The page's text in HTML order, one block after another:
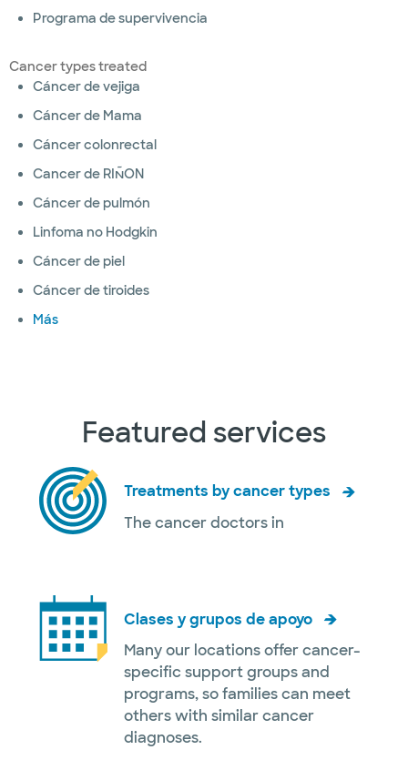
Programa de supervivencia
Cancer types treated
Cáncer de vejiga
Cáncer de Mama
Cáncer colonrectal
Cancer de RIÑON
Cáncer de pulmón
Linfoma no Hodgkin
Cáncer de piel
Cáncer de tiroides
Más
Featured services
Treatments by cancer types
The cancer doctors in
Clases y grupos de apoyo
Many our locations offer cancer-
specific support groups and
programs, so families can meet
others with similar cancer
diagnoses.